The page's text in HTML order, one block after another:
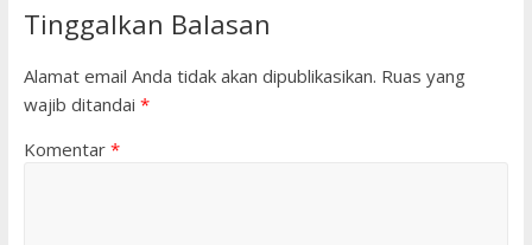
Tinggalkan Balasan
Alamat email Anda tidak akan dipublikasikan. Ruas yang
wajib ditandai *
Komentar *